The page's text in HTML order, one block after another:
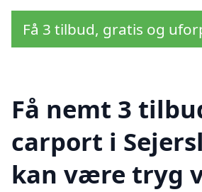
Få 3 tilbud, gratis og
Få nemt 3
carport i
kan være tryg